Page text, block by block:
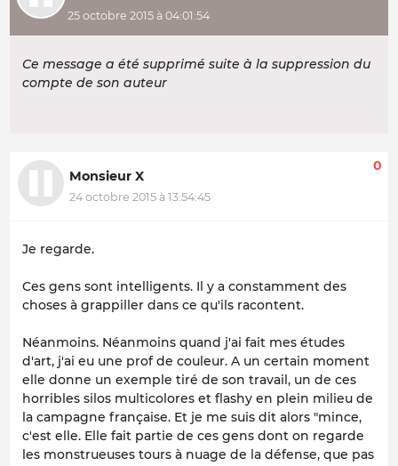
25 octobre 2015 à 04:01:54
Ce message a été supprimé suite à la suppression du
compte de son auteur
Monsieur X
24 octobre 2015 à 13:54:45
0
Je regarde.
Ces gens sont intelligents. Il y a constamment des
choses à grappiller dans ce qu'ils racontent.
Néanmoins. Néanmoins quand j'ai fait mes études
d'art, j'ai eu une prof de couleur. A un certain moment
elle donne un exemple tiré de son travail, un de ces
horribles silos multicolores et flashy en plein milieu de
la campagne française. Et je me suis dit alors "mince,
c'est elle. Elle fait partie de ces gens dont on regarde
les monstrueuses tours à nuage de la défense, que pas